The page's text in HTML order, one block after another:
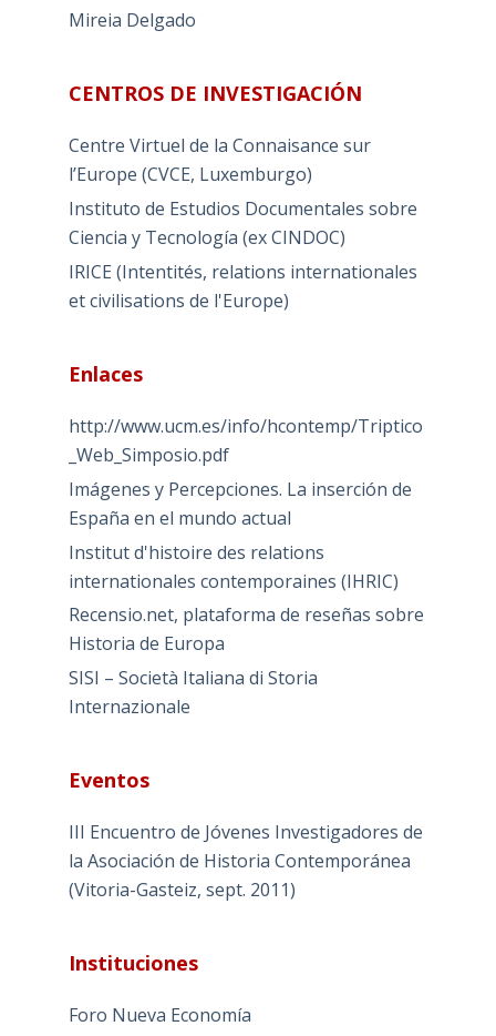
Mireia Delgado
CENTROS DE INVESTIGACIÓN
Centre Virtuel de la Connaisance sur
l’Europe (CVCE, Luxemburgo)
Instituto de Estudios Documentales sobre
Ciencia y Tecnología (ex CINDOC)
IRICE (Intentités, relations internationales
et civilisations de l'Europe)
Enlaces
http://www.ucm.es/info/hcontemp/Triptico
_Web_Simposio.pdf
Imágenes y Percepciones. La inserción de
España en el mundo actual
Institut d'histoire des relations
internationales contemporaines (IHRIC)
Recensio.net, plataforma de reseñas sobre
Historia de Europa
SISI – Società Italiana di Storia
Internazionale
Eventos
III Encuentro de Jóvenes Investigadores de
la Asociación de Historia Contemporánea
(Vitoria-Gasteiz, sept. 2011)
Instituciones
Foro Nueva Economía